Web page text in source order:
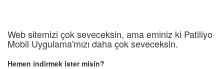
Web sitemizi çok seveceksin, ama eminiz ki Patiliyo
Mobil Uygulama'mızı daha çok seveceksin.
Hemen indirmek ister misin?